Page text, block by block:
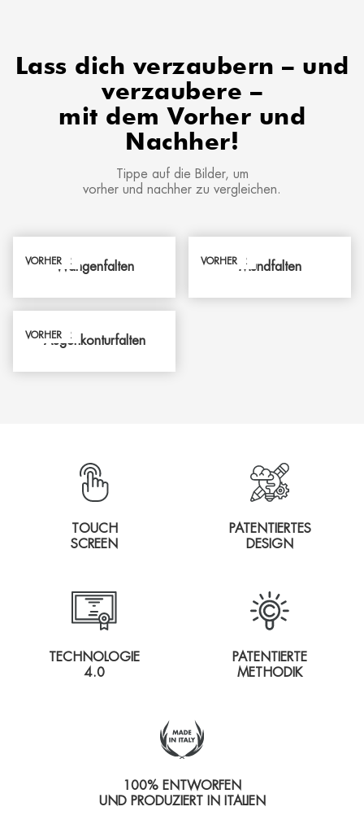
Lass dich verzaubern – und
verzaubere –
mit dem Vorher und
Nachher!
Tippe auf die Bilder, um
vorher und nachher zu vergleichen.
NACHHER
VORHERWangenfalten NACHHER
VORHERMundfalten
NACHHER
VORHERAugenkonturfalten
TOUCH
SCREEN
PATENTIERTES
DESIGN
TECHNOLOGIE
4.0
PATENTIERTE
METHODIK
100% ENTWORFEN
UND PRODUZIERT IN ITALIEN